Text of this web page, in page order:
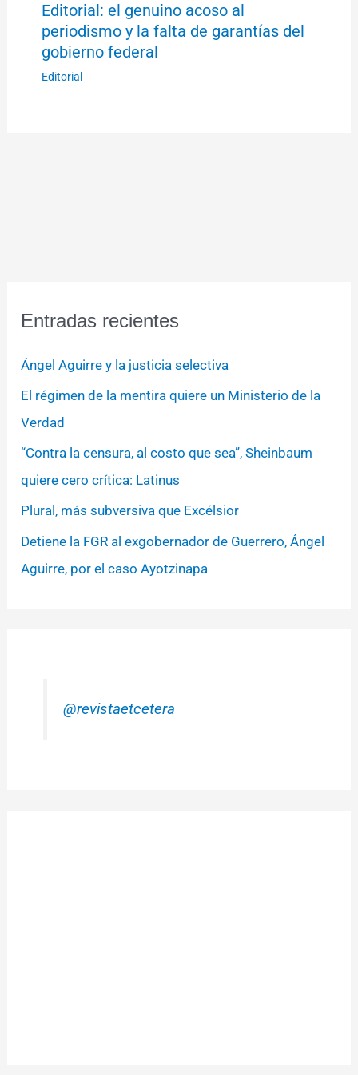
Editorial: el genuino acoso al
periodismo y la falta de garantías del
gobierno federal
Editorial
Entradas recientes
Ángel Aguirre y la justicia selectiva
El régimen de la mentira quiere un Ministerio de la
Verdad
“Contra la censura, al costo que sea”, Sheinbaum
quiere cero crítica: Latinus
Plural, más subversiva que Excélsior
Detiene la FGR al exgobernador de Guerrero, Ángel
Aguirre, por el caso Ayotzinapa
@revistaetcetera